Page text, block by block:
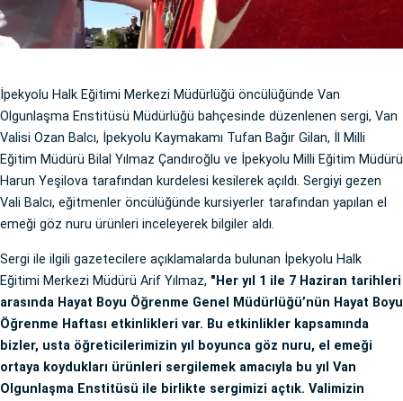
İpekyolu Halk Eğitimi Merkezi Müdürlüğü öncülüğünde Van
Olgunlaşma Enstitüsü Müdürlüğü bahçesinde düzenlenen sergi, Van
Valisi Ozan Balcı, İpekyolu Kaymakamı Tufan Bağır Gilan, İl Milli
Eğitim Müdürü Bilal Yılmaz Çandıroğlu ve İpekyolu Milli Eğitim Müdürü
Harun Yeşilova tarafından kurdelesi kesilerek açıldı. Sergiyi gezen
Vali Balcı, eğitmenler öncülüğünde kursiyerler tarafından yapılan el
emeği göz nuru ürünleri inceleyerek bilgiler aldı.
Sergi ile ilgili gazetecilere açıklamalarda bulunan İpekyolu Halk
Eğitimi Merkezi Müdürü Arif Yılmaz, "Her yıl 1 ile 7 Haziran tarihleri
arasında Hayat Boyu Öğrenme Genel Müdürlüğü’nün Hayat Boyu
Öğrenme Haftası etkinlikleri var. Bu etkinlikler kapsamında
bizler, usta öğreticilerimizin yıl boyunca göz nuru, el emeği
ortaya koydukları ürünleri sergilemek amacıyla bu yıl Van
Olgunlaşma Enstitüsü ile birlikte sergimizi açtık. Valimizin